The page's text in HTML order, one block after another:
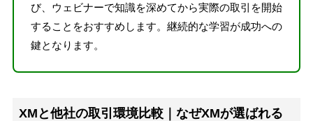
び、ウェビナーで知識を深めてから実際の取引を開始
することをおすすめします。継続的な学習が成功への
鍵となります。
XMと他社の取引環境比較｜なぜXMが選ばれる